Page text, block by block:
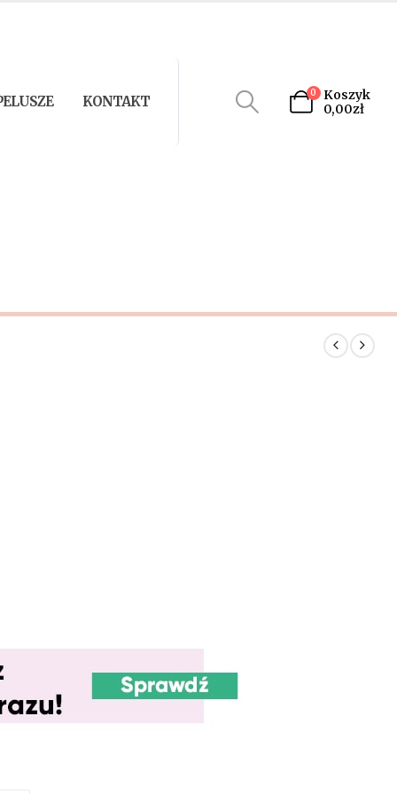
KONTAKT
0
Koszyk
0,00zł